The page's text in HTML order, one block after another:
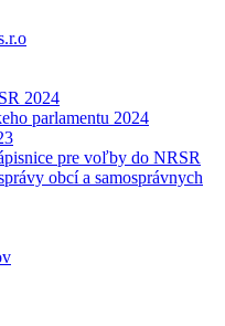
2024
parlamentu 2024
pre voľby do NRSR
obcí a samosprávnych